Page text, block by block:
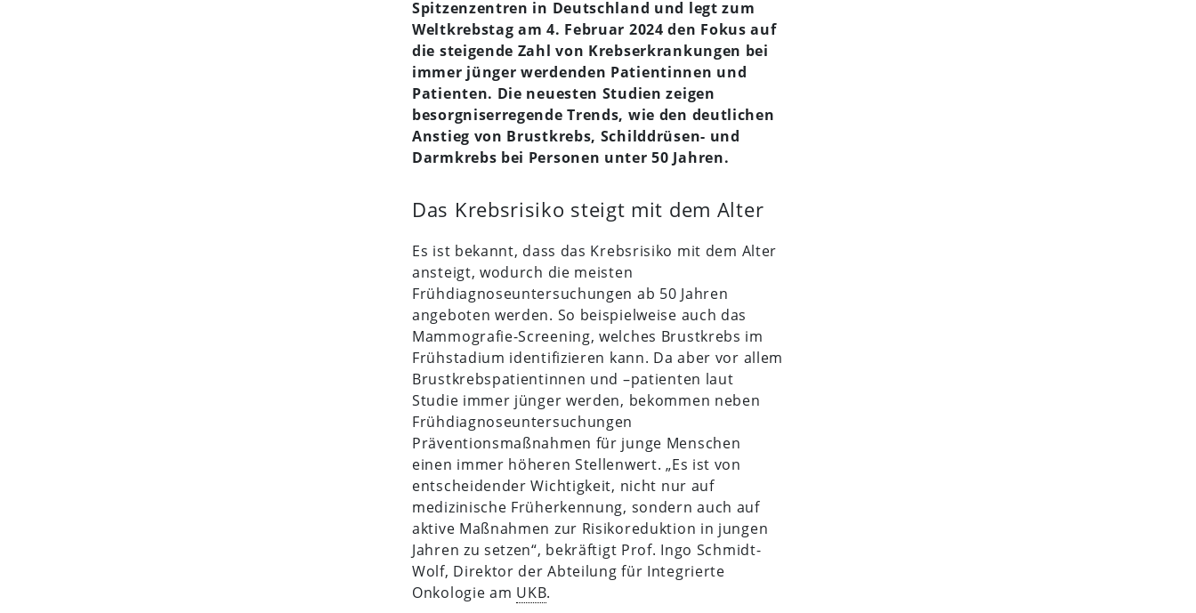
Spitzenzentren in Deutschland und legt zum
Weltkrebstag am 4. Februar 2024 den Fokus auf
die steigende Zahl von Krebserkrankungen bei
immer jünger werdenden Patientinnen und
Patienten. Die neuesten Studien zeigen
besorgniserregende Trends, wie den deutlichen
Anstieg von Brustkrebs, Schilddrüsen- und
Darmkrebs bei Personen unter 50 Jahren.
Das Krebsrisiko steigt mit dem Alter
Es ist bekannt, dass das Krebsrisiko mit dem Alter
ansteigt, wodurch die meisten
Frühdiagnoseuntersuchungen ab 50 Jahren
angeboten werden. So beispielweise auch das
Mammografie-Screening, welches Brustkrebs im
Frühstadium identifizieren kann. Da aber vor allem
Brustkrebspatientinnen und –patienten laut
Studie immer jünger werden, bekommen neben
Frühdiagnoseuntersuchungen
Präventionsmaßnahmen für junge Menschen
einen immer höheren Stellenwert. „Es ist von
entscheidender Wichtigkeit, nicht nur auf
medizinische Früherkennung, sondern auch auf
aktive Maßnahmen zur Risikoreduktion in jungen
Jahren zu setzen“, bekräftigt Prof. Ingo Schmidt-
Wolf, Direktor der Abteilung für Integrierte
Onkologie am UKB.